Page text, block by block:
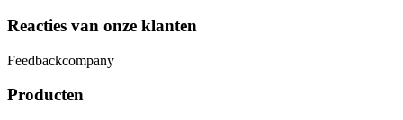
Reacties van onze klanten
Feedbackcompany
Producten